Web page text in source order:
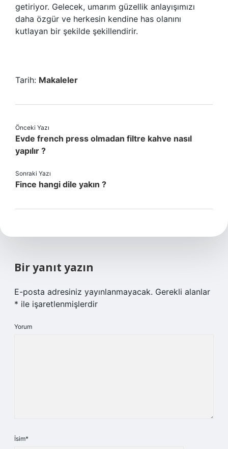
getiriyor. Gelecek, umarım güzellik anlayışımızı
daha özgür ve herkesin kendine has olanını
kutlayan bir şekilde şekillendirir.
Tarih: Makaleler
Önceki Yazı
Evde french press olmadan filtre kahve nasıl
yapılır ?
Sonraki Yazı
Fince hangi dile yakın ?
Bir yanıt yazın
E-posta adresiniz yayınlanmayacak. Gerekli alanlar
* ile işaretlenmişlerdir
Yorum
İsim*